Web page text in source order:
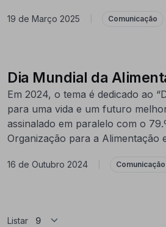
19 de Março 2025 Comunicação
Dia Mundial da
Em 2024, o tema é dedicado ao
para uma vida e um futuro
assinalado em paralelo com o
Organização para a Alimentação
16 de Outubro 2024 Comunicação
Listar